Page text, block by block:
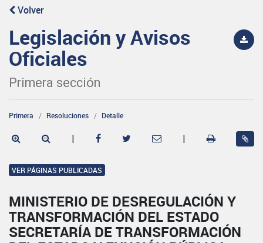
Volver
Legislación y Avisos
Oficiales
Primera sección
Primera Resoluciones Detalle
| |
VER PÁGINAS PUBLICADAS
MINISTERIO DE DESREGULACIÓN Y
TRANSFORMACIÓN DEL ESTADO
SECRETARÍA DE TRANSFORMACIÓN